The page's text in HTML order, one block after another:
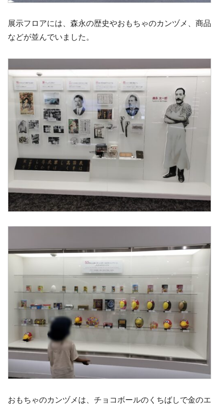
展示フロアには、森永の歴史やおもちゃのカンヅメ、商品
などが並んでいました。
おもちゃのカンヅメは、チョコボールのくちばしで金のエ